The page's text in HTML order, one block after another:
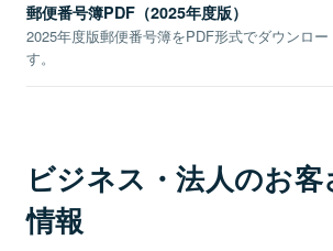
郵便番号簿PDF（2025年度版）
2025年度版郵便番号簿をPDF形式でダウンロー
す。
ビジネス・法人のお
情報